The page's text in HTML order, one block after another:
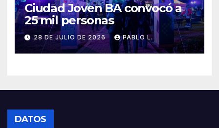
Ciudad Joven BA convocó a
25 mil personas
28 DE JULIO DE 2026 PABLO L.
DATOS